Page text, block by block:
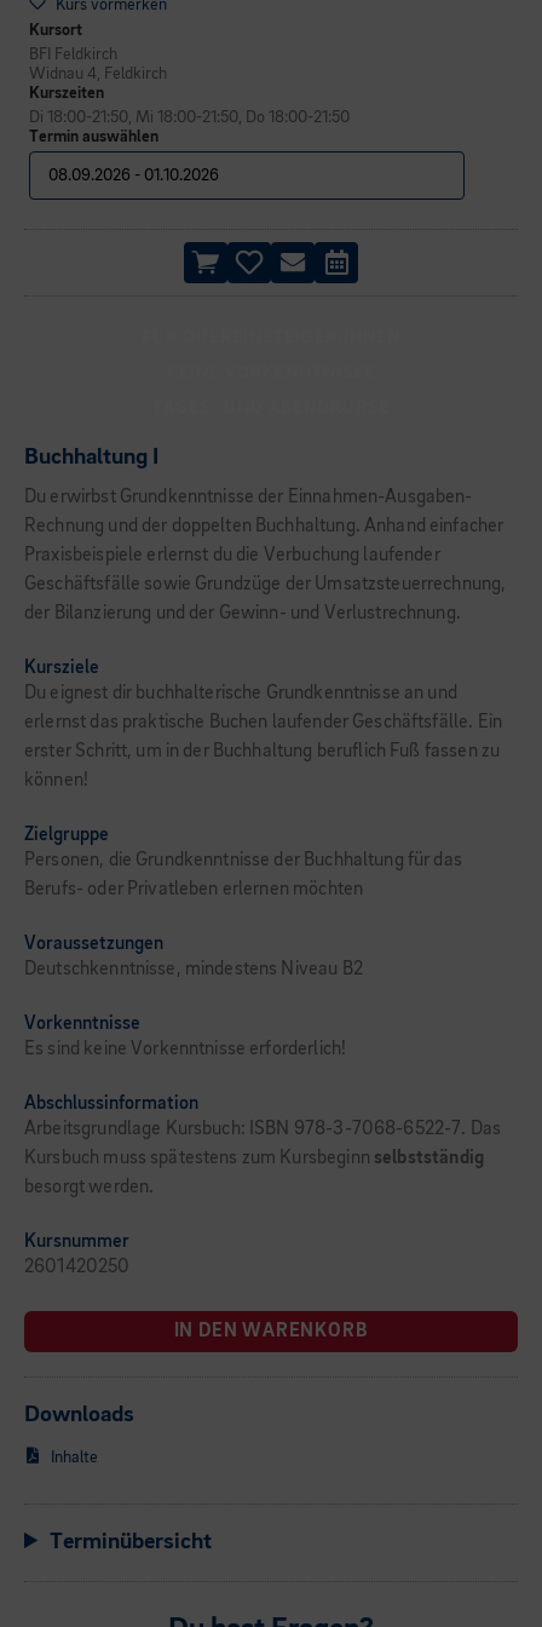
Kurs vormerken
Kursort
BFI Feldkirch
Widnau 4, Feldkirch
Termin auswählen
Kurszeiten
Di 18:00-21:50, Mi 18:00-21:50, Do 18:00-21:50
Buchhaltung I
Du erwirbst Grundkenntnisse der Einnahmen-Ausgaben-
Rechnung und der doppelten Buchhaltung. Anhand einfacher
Praxisbeispiele erlernst du die Verbuchung laufender
Geschäftsfälle sowie Grundzüge der Umsatzsteuerrechnung,
der Bilanzierung und der Gewinn- und Verlustrechnung.
Kursziele
Du eignest dir buchhalterische Grundkenntnisse an und
erlernst das praktische Buchen laufender Geschäftsfälle. Ein
erster Schritt, um in der Buchhaltung beruflich Fuß fassen zu
können!
Zielgruppe
Personen, die Grundkenntnisse der Buchhaltung für das
Berufs- oder Privatleben erlernen möchten
Voraussetzungen
Deutschkenntnisse, mindestens Niveau B2
Vorkenntnisse
Es sind keine Vorkenntnisse erforderlich!
Abschlussinformation
Arbeitsgrundlage Kursbuch: ISBN 978-3-7068-6522-7. Das
Kursbuch muss spätestens zum Kursbeginn selbstständig
besorgt werden.
Kursnummer
2601420250
IN DEN WARENKORB
Downloads
Inhalte
Terminübersicht